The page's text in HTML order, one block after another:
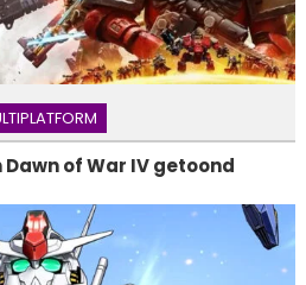
of War IV getoond